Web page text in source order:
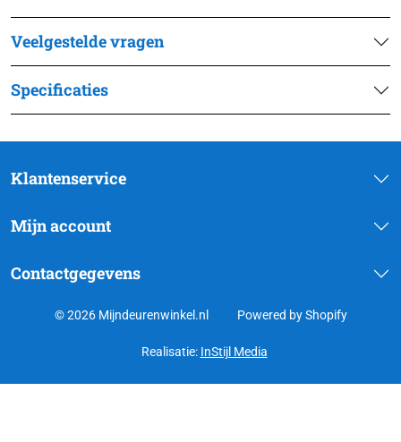
Veelgestelde vragen
Specificaties
Klantenservice
Mijn account
Contactgegevens
© 2026 Mijndeurenwinkel.nl Powered by Shopify
Realisatie: InStijl Media